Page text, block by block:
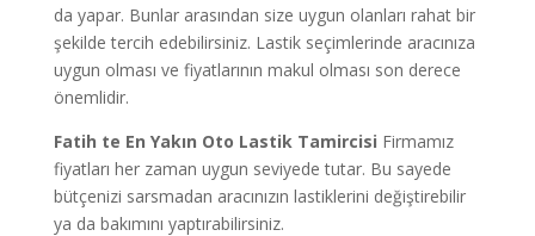
da yapar. Bunlar arasından size uygun olanları rahat bir
şekilde tercih edebilirsiniz. Lastik seçimlerinde aracınıza
uygun olması ve fiyatlarının makul olması son derece
önemlidir.
Fatih te En Yakın Oto Lastik Tamircisi Firmamız
fiyatları her zaman uygun seviyede tutar. Bu sayede
bütçenizi sarsmadan aracınızın lastiklerini değiştirebilir
ya da bakımını yaptırabilirsiniz.